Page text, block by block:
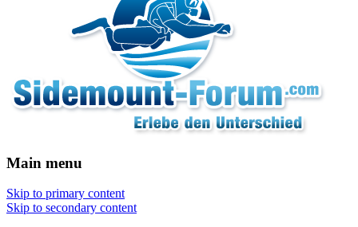
Main menu
Skip to primary content
Skip to secondary content